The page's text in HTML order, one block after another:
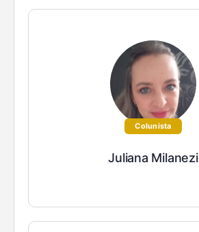
Colunista
Juliana Milanezi